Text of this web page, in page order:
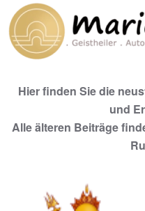
Zum Hauptinhalt
Hier finden Sie die
und
Alle älteren Beiträge